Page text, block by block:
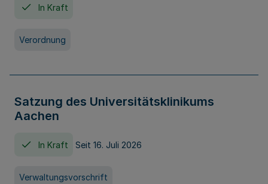
In Kraft
Verordnung
Satzung des Universitätsklinikums
Aachen
In Kraft Seit 16. Juli 2026
Verwaltungsvorschrift